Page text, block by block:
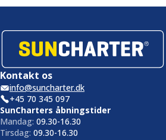
Kontakt os
info@suncharter.dk
+45 70 345 097
SunCharters åbningstider
Mandag: 09.30-16.30
Tirsdag: 09.30-16.30